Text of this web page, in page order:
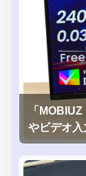
「
やビデオ
グモニタを